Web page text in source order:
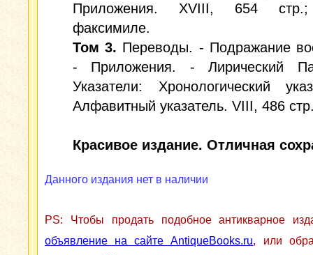
Приложения. XVIII, 654
факсимиле.
Том 3. Переводы. - Подражание
- Приложения. - Лирический
Указатели: Хронологический
Алфавитный указатель. VIII, 486
Красивое издание. Отличная
Данного издания нет в наличии
PS: Чтобы продать подобное антикварное
объявление на сайте AntiqueBooks.ru, или